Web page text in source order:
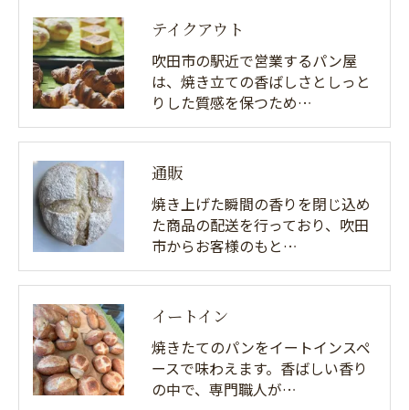
テイクアウト
吹田市の駅近で営業するパン屋
は、焼き立ての香ばしさとしっと
りした質感を保つため…
通販
焼き上げた瞬間の香りを閉じ込め
た商品の配送を行っており、吹田
市からお客様のもと…
イートイン
焼きたてのパンをイートインスペ
ースで味わえます。香ばしい香り
の中で、専門職人が…